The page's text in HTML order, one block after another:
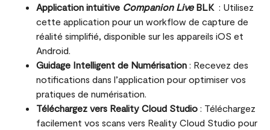
Application intuitive Companion LiveBLK : Utilisez
cette application pour un workflow de capture de
réalité simplifié, disponible sur les appareils iOS et
Android.
Guidage Intelligent de Numérisation : Recevez des
notifications dans l’application pour optimiser vos
pratiques de numérisation.
Téléchargez vers Reality Cloud Studio : Téléchargez
facilement vos scans vers Reality Cloud Studio pour